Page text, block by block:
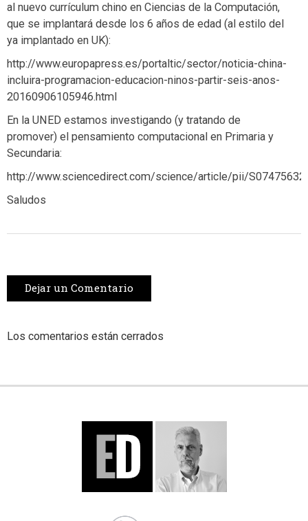
al nuevo currículum chino en Ciencias de la Computación,
que se implantará desde los 6 años de edad (al estilo del
ya implantado en UK):
http://www.europapress.es/portaltic/sector/noticia-china-
incluira-programacion-educacion-ninos-partir-seis-anos-
20160906105946.html
En la UNED estamos investigando (y tratando de
promover) el pensamiento computacional en Primaria y
Secundaria:
http://www.sciencedirect.com/science/article/pii/
Saludos
Dejar un Comentario
Los comentarios están cerrados